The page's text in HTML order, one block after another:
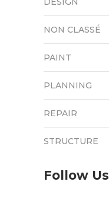
NON CLASSÉ
PAINT
PLANNING
REPAIR
STRUCTURE
Follow